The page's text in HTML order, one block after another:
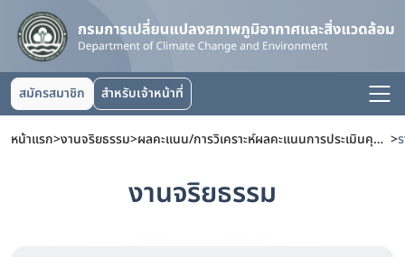
สมัครสมาชิก สำหรับเจ้าหน้าที่
หน้าแรก>งานจริยธรรม> ผลคะแนน/การวิเคราะห์ผลคะแนนการประเมินคุณธรรมและความโปร่งใสในการดำเนินงานของหน่วยงานภาครัฐ (ITA) >
งานจริยธรรม